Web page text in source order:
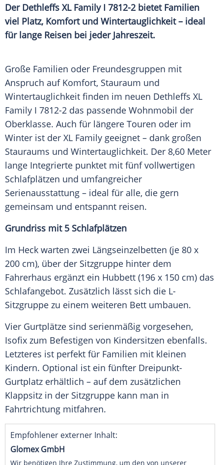
Der Dethleffs XL Family I 7812-2 bietet Familien
viel Platz, Komfort und Wintertauglichkeit – ideal
für lange Reisen bei jeder Jahreszeit.
Große Familien oder Freundesgruppen mit
Anspruch auf Komfort, Stauraum und
Wintertauglichkeit finden im neuen Dethleffs XL
Family I 7812-2 das passende Wohnmobil der
Oberklasse. Auch für längere Touren oder im
Winter ist der XL Family geeignet – dank großen
Stauraums und Wintertauglichkeit. Der 8,60 Meter
lange Integrierte punktet mit fünf vollwertigen
Schlafplätzen und umfangreicher
Serienausstattung – ideal für alle, die gern
gemeinsam und entspannt reisen.
Grundriss mit 5 Schlafplätzen
Im Heck warten zwei Längseinzelbetten (je 80 x
200 cm), über der Sitzgruppe hinter dem
Fahrerhaus ergänzt ein Hubbett (196 x 150 cm) das
Schlafangebot. Zusätzlich lässt sich die L-
Sitzgruppe zu einem weiteren Bett umbauen.
Vier Gurtplätze sind serienmäßig vorgesehen,
Isofix zum Befestigen von Kindersitzen ebenfalls.
Letzteres ist perfekt für Familien mit kleinen
Kindern. Optional ist ein fünfter Dreipunkt-
Gurtplatz erhältlich – auf dem zusätzlichen
Klappsitz in der Sitzgruppe kann man in
Fahrtrichtung mitfahren.
Empfohlener externer Inhalt:
Glomex GmbH
Wir benötigen Ihre Zustimmung, um den von unserer